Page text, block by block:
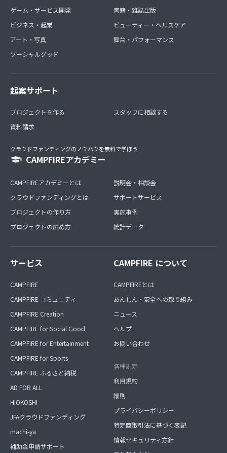
ゲーム・サービス開発
ビジネス・起業
アート・写真
ソーシャルグッド
書籍・雑誌出版
ビューティー・ヘルスケア
舞台・パフォーマンス
起案サポート
プロジェクトを作る
資料請求
スタッフに相談する
クラウドファンディングのノウハウを無料で学ぼう
CAMPFIREアカデミー
CAMPFIREアカデミーとは
クラウドファンディングとは
プロジェクトの作り方
プロジェクトの広め方
説明会・相談会
サポートサービス
実施事例
統計データ
サービス
CAMPFIRE
CAMPFIRE コミュニティ
CAMPFIRE Creation
CAMPFIRE for Social Good
CAMPFIRE for Entertainment
CAMPFIRE for Sports
CAMPFIRE ふるさと納税
AD FOR ALL
HIOKOSHI
JFAクラウドファンディング
machi-ya
補助金申請サポート
CAMPFIRE について
CAMPFIREとは
あんしん・安全への取り組み
ニュース
ヘルプ
お問い合わせ
各種規定
利用規約
細則
プライバシーポリシー
特定商取引法に基づく表記
情報セキュリティ方針